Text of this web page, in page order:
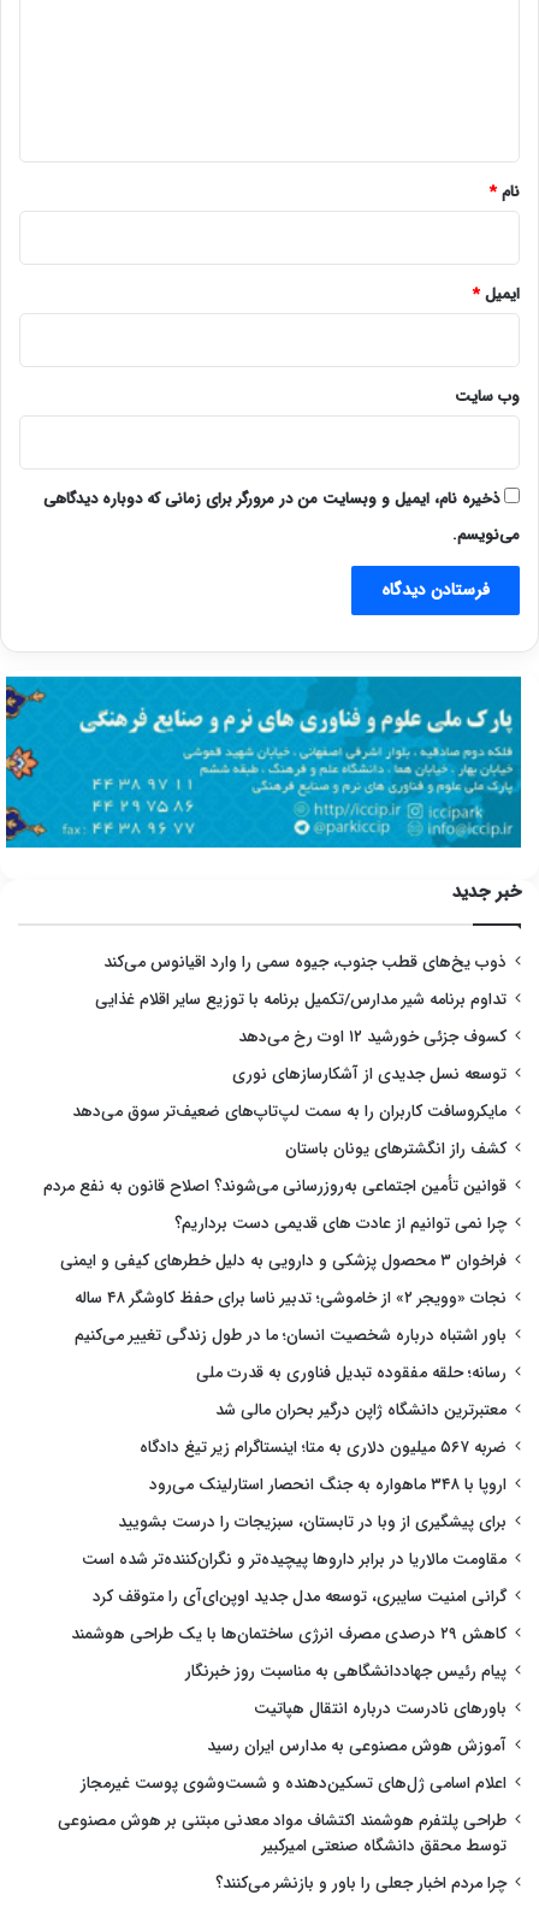
نام*
ایمیل*
وب‌ سایت
ذخیره نام، ایمیل و وبسایت من در مرورگر برای زمانی که دوباره دیدگاهی
می‌نویسم.
خبر جدید
ذوب یخ‌های قطب جنوب، جیوه سمی را وارد اقیانوس می‌کند
تداوم برنامه شیر مدارس/تکمیل برنامه با توزیع سایر اقلام غذایی
کسوف جزئی خورشید ۱۲ اوت رخ می‌دهد
توسعه نسل جدیدی از آشکارسازهای نوری
مایکروسافت کاربران را به سمت لپ‌تاپ‌های ضعیف‌تر سوق می‌دهد
کشف راز انگشترهای یونان باستان
قوانین تأمین اجتماعی به‌روزرسانی می‌شوند؟ اصلاح قانون به نفع مردم
چرا نمی توانیم از عادت های قدیمی دست برداریم؟
فراخوان ۳ محصول پزشکی و دارویی به دلیل خطرهای کیفی و ایمنی
نجات «وویجر ۲» از خاموشی؛ تدبیر ناسا برای حفظ کاوشگر ۴۸ ساله
باور اشتباه درباره شخصیت انسان؛ ما در طول زندگی تغییر می‌کنیم
رسانه؛ حلقه مفقوده تبدیل فناوری به قدرت ملی
معتبرترین دانشگاه ژاپن درگیر بحران مالی شد
ضربه ۵۶۷ میلیون دلاری به متا؛ اینستاگرام زیر تیغ دادگاه
اروپا با ۳۴۸ ماهواره به جنگ انحصار استارلینک می‌رود
برای پیشگیری از وبا در تابستان، سبزیجات را درست بشویید
مقاومت مالاریا در برابر داروها پیچیده‌تر و نگران‌کننده‌تر شده است
گرانی امنیت سایبری، توسعه مدل جدید اوپن‌ای‌آی را متوقف کرد
کاهش ۲۹ درصدی مصرف انرژی ساختمان‌ها با یک طراحی هوشمند
پیام رئیس جهاددانشگاهی به مناسبت روز خبرنگار
باورهای نادرست درباره انتقال هپاتیت
آموزش هوش مصنوعی به مدارس ایران رسید
اعلام اسامی ژل‌های تسکین‌دهنده و شست‌وشوی پوست غیرمجاز
طراحی پلتفرم هوشمند اکتشاف مواد معدنی مبتنی بر هوش مصنوعی
توسط محقق دانشگاه صنعتی امیرکبیر
چرا مردم اخبار جعلی را باور و بازنشر می‌کنند؟